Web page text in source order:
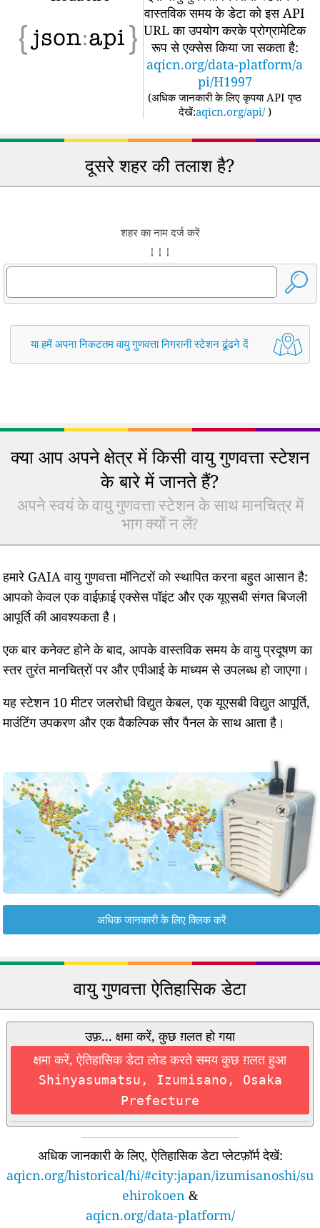
वास्तविक समय के डेटा को इस API
URL का उपयोग करके प्रोग्रामेटिक
रूप से एक्सेस किया जा सकता है:
aqicn.org/data-platform/a
pi/H1997
(अधिक जानकारी के लिए कृपया API पृष्ठ
देखें:aqicn.org/api/ )
दूसरे शहर की तलाश है?
शहर का नाम दर्ज करें
↓ ↓ ↓
या हमें अपना निकटतम वायु गुणवत्ता निगरानी स्टेशन ढूंढने दें
क्या आप अपने क्षेत्र में किसी वायु गुणवत्ता स्टेशन
के बारे में जानते हैं?
अपने स्वयं के वायु गुणवत्ता स्टेशन के साथ मानचित्र में
भाग क्यों न लें?
हमारे GAIA वायु गुणवत्ता मॉनिटरों को स्थापित करना बहुत आसान है:
आपको केवल एक वाईफ़ाई एक्सेस पॉइंट और एक यूएसबी संगत बिजली
आपूर्ति की आवश्यकता है।
एक बार कनेक्ट होने के बाद, आपके वास्तविक समय के वायु प्रदूषण का
स्तर तुरंत मानचित्रों पर और एपीआई के माध्यम से उपलब्ध हो जाएगा।
यह स्टेशन 10 मीटर जलरोधी विद्युत केबल, एक यूएसबी विद्युत आपूर्ति,
माउंटिंग उपकरण और एक वैकल्पिक सौर पैनल के साथ आता है।
अधिक जानकारी के लिए क्लिक करें
वायु गुणवत्ता ऐतिहासिक डेटा
उफ़... क्षमा करें, कुछ ग़लत हो गया
क्षमा करें, ऐतिहासिक डेटा लोड करते समय कुछ ग़लत हुआ
Shinyasumatsu, Izumisano, Osaka
Prefecture
अधिक जानकारी के लिए, ऐतिहासिक डेटा प्लेटफ़ॉर्म देखें:
aqicn.org/historical/hi/#city:japan/izumisanoshi/su
ehirokoen &
aqicn.org/data-platform/